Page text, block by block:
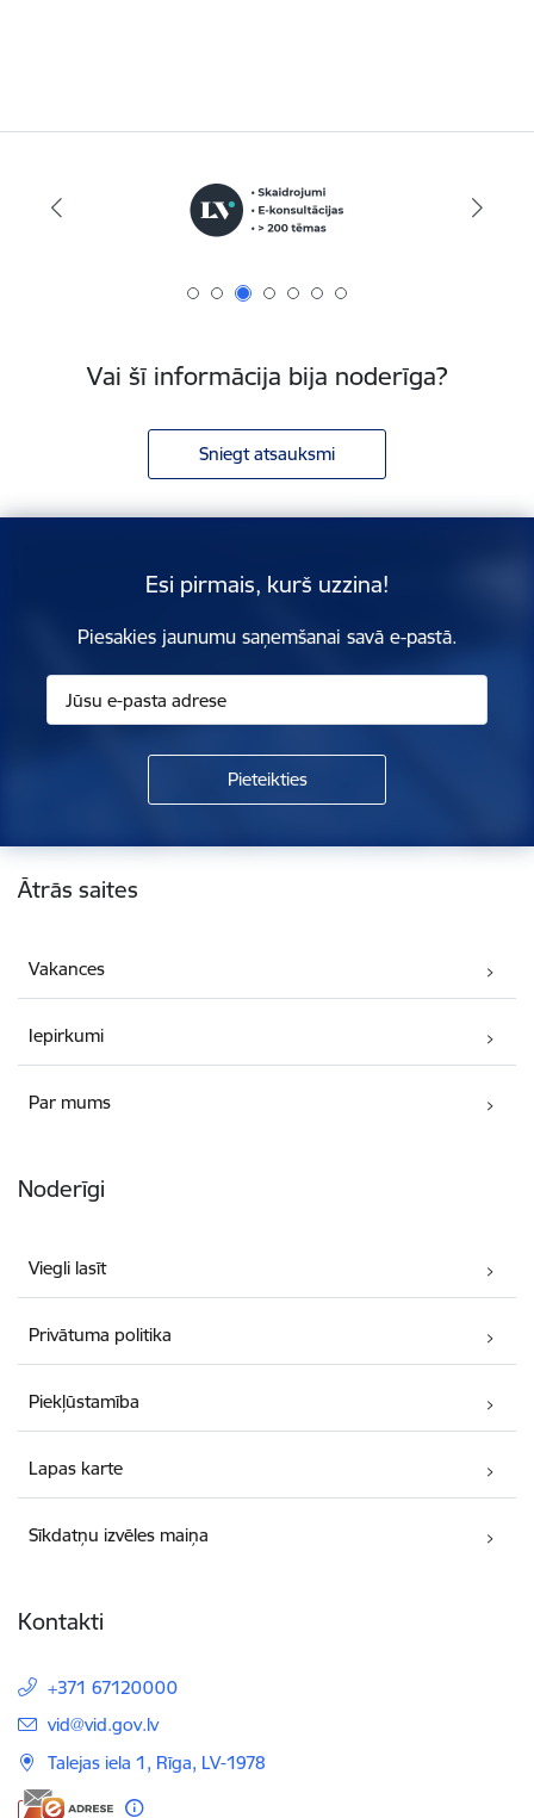
Vai šī informācija bija noderīga?
Sniegt atsauksmi
Esi pirmais, kurš uzzina!
Piesakies jaunumu saņemšanai savā e-pastā.
Kājene
Ātrās saites
Vakances
Iepirkumi
Par mums
Noderīgi
Viegli lasīt
Privātuma politika
Piekļūstamība
Lapas karte
Sīkdatņu izvēles maiņa
Kontakti
+371 67120000
E-pasts:
vid@vid.gov.lv
Talejas iela 1, Rīga, LV-1978